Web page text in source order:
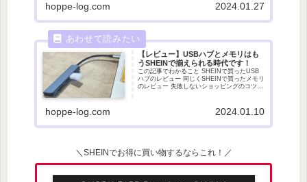
流れ、届き方や購入した商品のレビューなど
hoppe-log.com 2024.01.27
【レビュー】USBハブとメモリはも
うSHEINで揃えられる時代です！
この記事でわかること SHEINで買ったUSB
ハブのレビュー 同じくSHEINで買ったメモリ
のレビュー 失敗しないショッピングのコツ
hoppe-log.com 2024.01.10
＼SHEINでお得に買い物するならこれ！／